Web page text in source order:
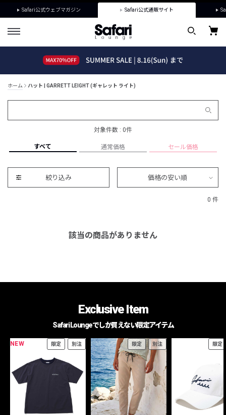
Safari公式ウェブマガジン Safari公式通販サイト
ホーム ハット | GARRETT LEIGHT (ギャレット ライト)
対象件数 : 0件
すべて 通常価格 セール価格
絞り込み 価格の安い順
0 件
該当の商品がありません
Exclusive Item
Safari Loungeでしか買えない限定アイテム
NEW 限定 別注 限定 別注 限定